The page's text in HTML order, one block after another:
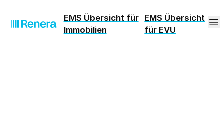
EMS Übersicht für
Immobilien
EMS Übersicht
für EVU